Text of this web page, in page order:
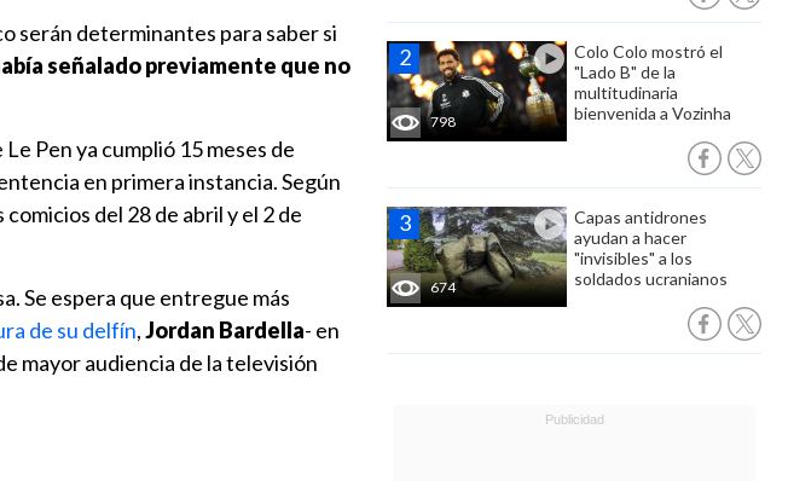
798
Colo Colo mostró el
"Lado B" de la
multitudinaria
bienvenida a Vozinha
674
Capas antidrones
ayudan a hacer
"invisibles" a los
soldados ucranianos
serán determinantes para saber si
señalado previamente que no
Pen ya cumplió 15 meses de
en primera instancia. Según
del 28 de abril y el 2 de
Se espera que entregue más
de su delfín,Jordan Bardella- en
mayor audiencia de la televisión